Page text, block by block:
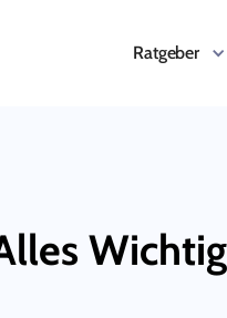
Ratgeber